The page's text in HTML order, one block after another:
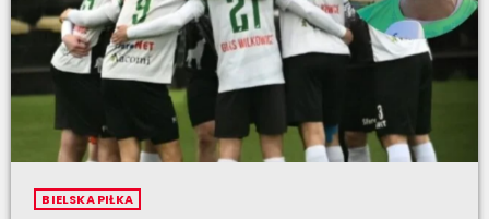
BIELSKA PIŁKA